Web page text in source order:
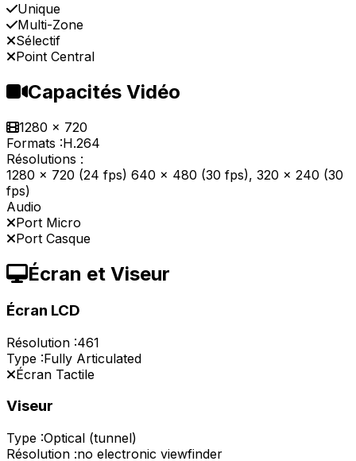
Unique
Multi-Zone
Sélectif
Point Central
Capacités Vidéo
1280 x 720
Formats :H.264
Résolutions :
1280 x 720 (24 fps) 640 x 480 (30 fps), 320 x 240 (30
fps)
Audio
Port Micro
Port Casque
Écran et Viseur
Écran LCD
Résolution :461
Type :Fully Articulated
Écran Tactile
Viseur
Type :Optical (tunnel)
Résolution :no electronic viewfinder